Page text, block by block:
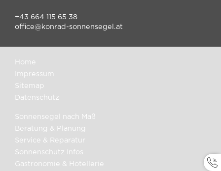
+43 664 115 65 38
office@konrad-sonnensegel.at
Home
Impressum
Sitemap
Datenschutz
Sonnensegel nach Maß
Beratung & Planung
Service & Reparatur
Sonnenschutz Infos
Gastronomie & Hotellerie